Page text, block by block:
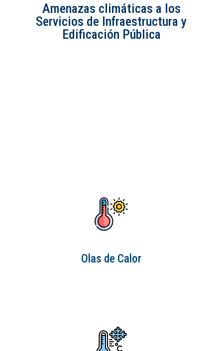
Amenazas climáticas a los
Servicios de Infraestructura y
Edificación Pública
Olas de Calor